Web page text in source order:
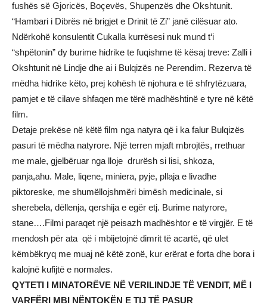
fushës së Gjoricës, Boçevës, Shupenzës dhe Okshtunit.
“Hambari i Dibrës në brigjet e Drinit të Zi” janë cilësuar ato.
Ndërkohë konsulentit Cukalla kurrësesi nuk mund t‘i
“shpëtonin” dy burime hidrike te fuqishme të kësaj treve: Zalli i
Okshtunit në Lindje dhe ai i Bulqizës ne Perendim. Rezerva të
mëdha hidrike këto, prej kohësh të njohura e të shfrytëzuara,
pamjet e të cilave shfaqen me tërë madhështinë e tyre në këtë
film.
Detaje prekëse në këtë film nga natyra që i ka falur Bulqizës
pasuri të mëdha natyrore. Një terren mjaft mbrojtës, rrethuar
me male, gjelbëruar nga lloje drurësh si lisi, shkoza,
panja,ahu. Male, liqene, miniera, pyje, pllaja e livadhe
piktoreske, me shumëllojshmëri bimësh medicinale, si
sherebela, dëllenja, qershija e egër etj. Burime natyrore,
stane….Filmi paraqet një peisazh madhështor e të virgjër. E të
mendosh për ata që i mbijetojnë dimrit të acartë, që ulet
këmbëkryq me muaj në këtë zonë, kur erërat e forta dhe bora i
kalojnë kufijtë e normales.
QYTETI I MINATORËVE NË VERILINDJE TË VENDIT, MË I
VARFËRI MBI NËNTOKËN E TIJ TË PASUR